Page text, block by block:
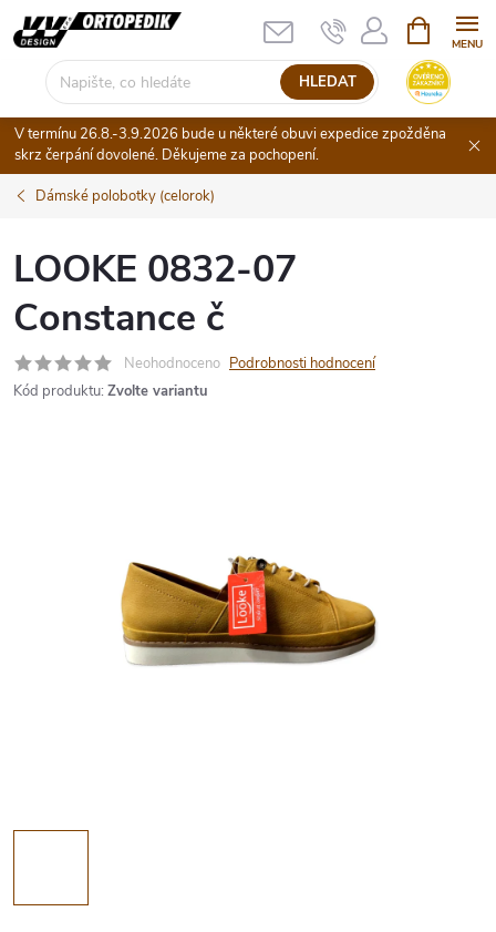
Přejít
na
HLEDAT
NÁKUPNÍ
KOŠÍK
V termínu 26.8.-3.9.2026 bude u některé obuvi expedice zpožděna
skrz čerpání dovolené. Děkujeme za pochopení.
Dámské polobotky (celorok)
LOOKE 0832-07
Constance č
Neohodnoceno Podrobnosti hodnocení
Kód produktu: Zvolte variantu